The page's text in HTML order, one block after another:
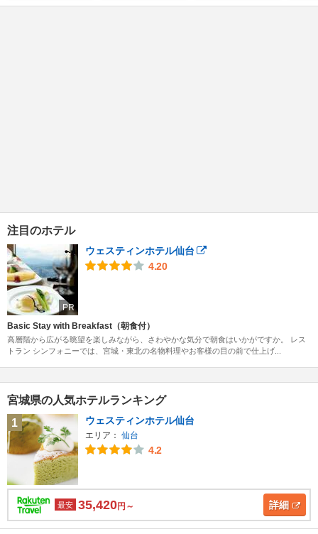
注目のホテル
PR
ウェスティンホテル仙台
4.20
Basic Stay with Breakfast（朝食付）
高層階から広がる眺望を楽しみながら、さわやかな気分で朝食はいかがですか。 レス
トラン シンフォニーでは、宮城・東北の名物料理やお客様の目の前で仕上げ...
宮城県の人気ホテルランキング
1
ウェスティンホテル仙台
エリア： 仙台
4.2
最安 35,420円～ 詳細